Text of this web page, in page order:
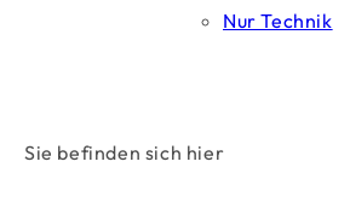
Nur Technik
Sie befinden sich hier